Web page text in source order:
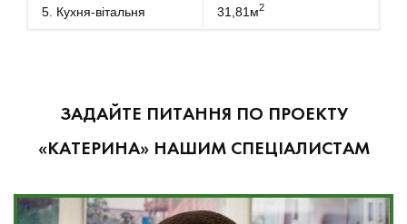
5. Кухня-вітальня 31,81м2
ЗАДАЙТЕ ПИТАННЯ ПО ПРОЕКТУ
«КАТЕРИНА» НАШИМ СПЕЦІАЛИСТАМ